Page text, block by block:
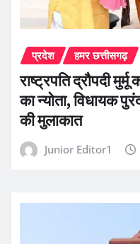
प्रदेश हमर छत्तीसगढ़
राष्ट्रपति द्रौपदी
का न्योता, विधायक
की मुलाकात
Junior Editor1